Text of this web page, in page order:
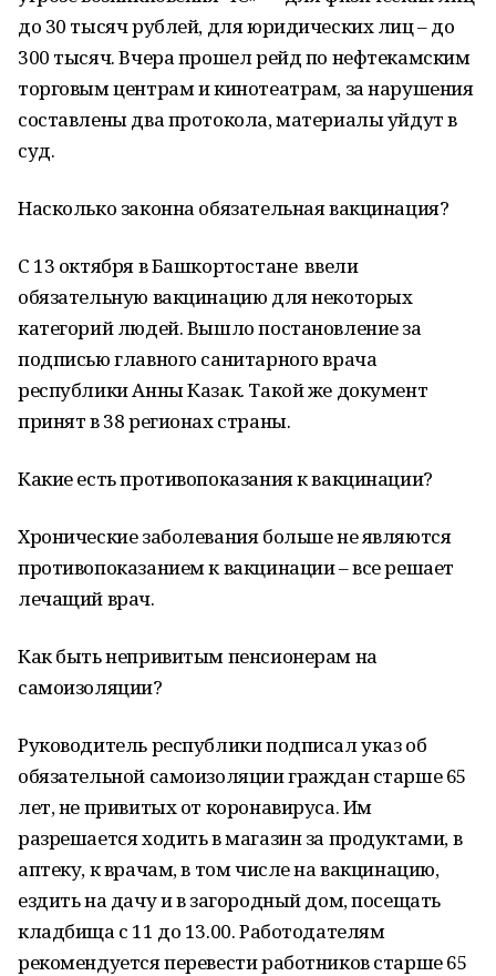
до 30 тысяч рублей, для юридических лиц – до
300 тысяч. Вчера прошел рейд по нефтекамским
торговым центрам и кинотеатрам, за нарушения
составлены два протокола, материалы уйдут в
суд.
Насколько законна обязательная вакцинация?
С 13 октября в Башкортостане ввели
обязательную вакцинацию для некоторых
категорий людей. Вышло постановление за
подписью главного санитарного врача
республики Анны Казак. Такой же документ
принят в 38 регионах страны.
Какие есть противопоказания к вакцинации?
Хронические заболевания больше не являются
противопоказанием к вакцинации – все решает
лечащий врач.
Как быть непривитым пенсионерам на
самоизоляции?
Руководитель республики подписал указ об
обязательной самоизоляции граждан старше 65
лет, не привитых от коронавируса. Им
разрешается ходить в магазин за продуктами, в
аптеку, к врачам, в том числе на вакцинацию,
ездить на дачу и в загородный дом, посещать
кладбища с 11 до 13.00. Работодателям
рекомендуется перевести работников старше 65